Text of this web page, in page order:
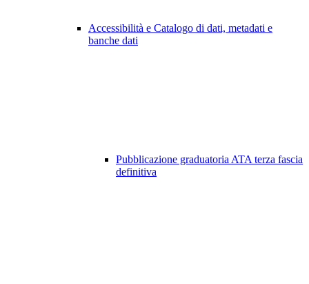
Accessibilità e Catalogo di dati, metadati e
banche dati
Pubblicazione graduatoria ATA terza fascia
definitiva